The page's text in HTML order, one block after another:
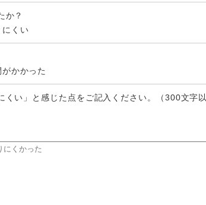
か？
にくい
かかった
い」と感じた点をご記入ください。（300文字以